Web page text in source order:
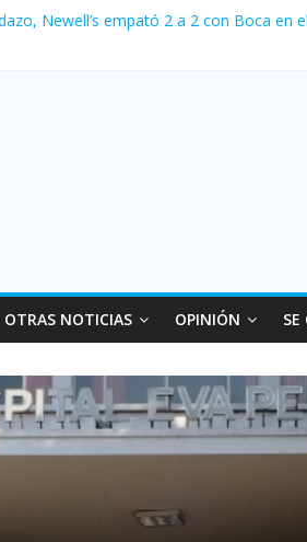
Newell’s empató 2 a 2 con Boca en
de invierno con más movimiento y
OTRAS NOTICIAS OPINIÓN